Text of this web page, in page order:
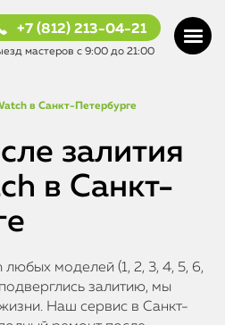
+7 (812) 213-04-21
мастеров с 9:00 до 21:00
в Санкт-Петербурге
залития
в Санкт-
моделей (1, 2, 3, 4, 5, 6,
залитию, мы
Наш сервис в Санкт-